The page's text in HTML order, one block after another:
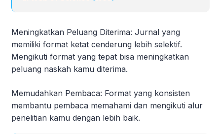
Meningkatkan Peluang Diterima: Jurnal yang
memiliki format ketat cenderung lebih selektif.
Mengikuti format yang tepat bisa meningkatkan
peluang naskah kamu diterima.
Memudahkan Pembaca: Format yang konsisten
membantu pembaca memahami dan mengikuti alur
penelitian kamu dengan lebih baik.